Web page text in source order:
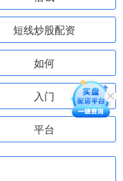
短线炒股配资
如何
入门
平台